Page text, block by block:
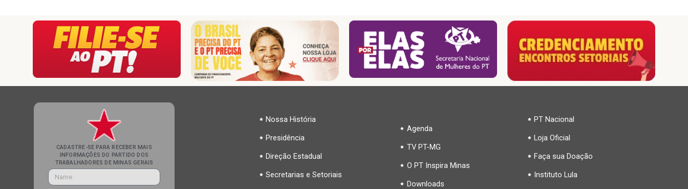
CADASTRE-SE PARA RECEBER MAIS
INFORMAÇÕES DO PARTIDO DOS
TRABALHADORES DE MINAS GERAIS
Nossa História
Presidência
Direção Estadual
Secretarias e Setoriais
Agenda
TV PT-MG
O PT Inspira Minas
Downloads
PT Nacional
Loja Oficial
Faça sua Doação
Instituto Lula